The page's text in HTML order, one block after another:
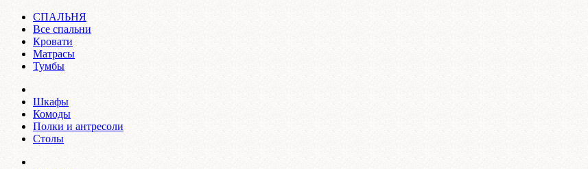
СПАЛЬНЯ
Все спальни
Кровати
Матрасы
Тумбы
Шкафы
Комоды
Полки и антресоли
Столы